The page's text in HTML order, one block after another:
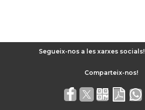
Segueix-nos a les xarxes socials!